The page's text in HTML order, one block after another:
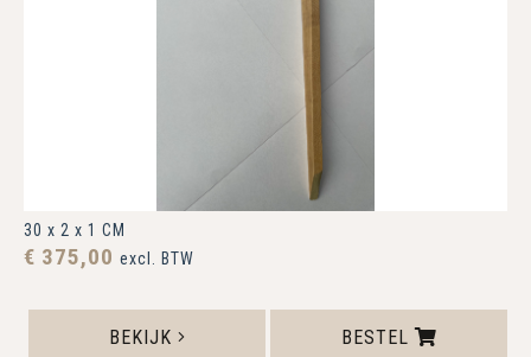
30 x 2 x 1 CM
€ 375,00 excl. BTW
BEKIJK BESTEL